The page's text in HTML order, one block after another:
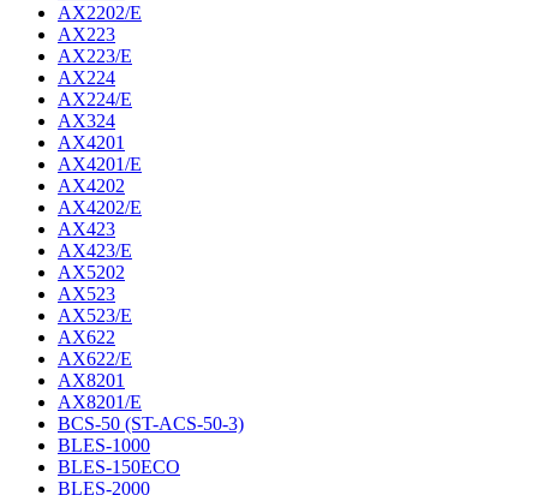
AX2202/E
AX223
AX223/E
AX224
AX224/E
AX324
AX4201
AX4201/E
AX4202
AX4202/E
AX423
AX423/E
AX5202
AX523
AX523/E
AX622
AX622/E
AX8201
AX8201/E
BCS-50 (ST-ACS-50-3)
BLES-1000
BLES-150ECO
BLES-2000